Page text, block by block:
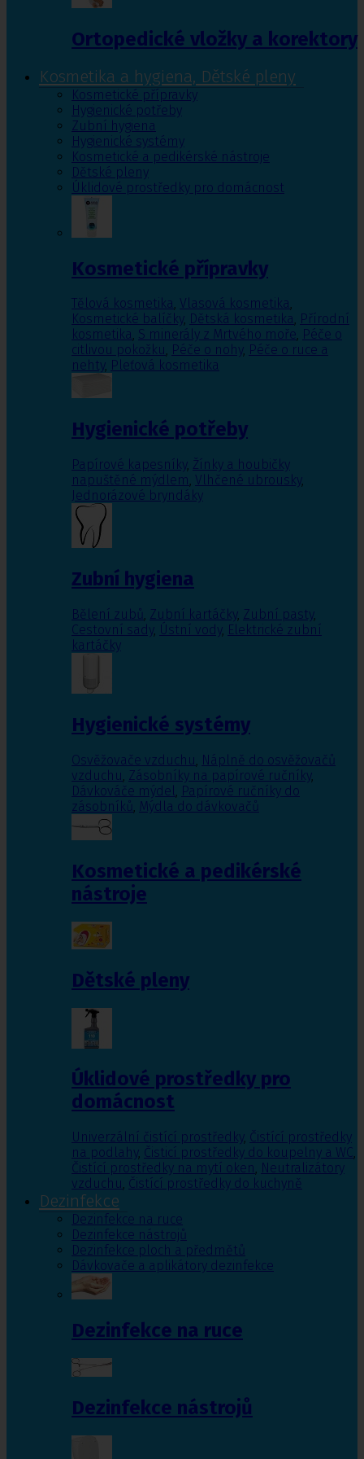
Ortopedické vložky a korektory
Kosmetika a hygiena, Dětské pleny
Kosmetické přípravky
Hygienické potřeby
Zubní hygiena
Hygienické systémy
Kosmetické a pedikérské nástroje
Dětské pleny
Úklidové prostředky pro domácnost
Kosmetické přípravky
Tělová kosmetika, Vlasová kosmetika,
Kosmetické balíčky, Dětská kosmetika, Přírodní
kosmetika, S minerály z Mrtvého moře, Péče o
citlivou pokožku, Péče o nohy, Péče o ruce a
nehty, Pleťová kosmetika
Hygienické potřeby
Papírové kapesníky, Žínky a houbičky
napuštěné mýdlem, Vlhčené ubrousky,
Jednorázové bryndáky
Zubní hygiena
Bělení zubů, Zubní kartáčky, Zubní pasty,
Cestovní sady, Ústní vody, Elektrické zubní
kartáčky
Hygienické systémy
Osvěžovače vzduchu, Náplně do osvěžovačů
vzduchu, Zásobníky na papírové ručníky,
Dávkováče mýdel, Papírové ručníky do
zásobníků, Mýdla do dávkovačů
Kosmetické a pedikérské
nástroje
Dětské pleny
Úklidové prostředky pro
domácnost
Univerzální čistící prostředky, Čistící prostředky
na podlahy, Čisticí prostředky do koupelny a WC,
Čistící prostředky na mytí oken, Neutralizátory
vzduchu, Čistící prostředky do kuchyně
Dezinfekce
Dezinfekce na ruce
Dezinfekce nástrojů
Dezinfekce ploch a předmětů
Dávkovače a aplikátory dezinfekce
Dezinfekce na ruce
Dezinfekce nástrojů